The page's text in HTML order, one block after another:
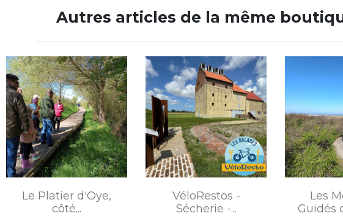
Autres articles de la même
Le Platier d'Oye,
côté...
VéloRestos -
Sécherie -...
Les
Guidés